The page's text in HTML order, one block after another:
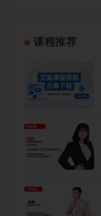
课程推荐